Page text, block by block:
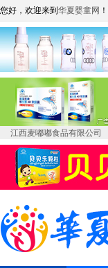
您好，欢迎来到 华夏婴童网 ！
江西麦嘟嘟食品有限公司